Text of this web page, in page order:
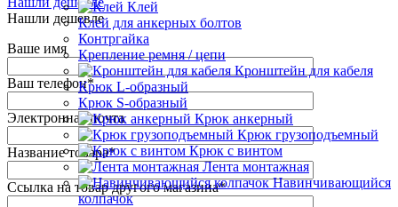
Клей
Клей для анкерных болтов
Контргайка
Крепление ремня / цепи
Кронштейн для кабеля
Крюк L-образный
Крюк S-образный
Крюк анкерный
Крюк грузоподъемный
Крюк с винтом
Лента монтажная
Навинчивающийся
колпачок
Нашли дешевле
Ваше имя
Ваш телефон*
Электронная почта
Название товара*
Ссылка на товар другого магазина*